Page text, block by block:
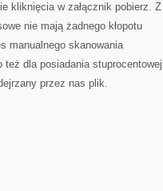
kliknięcia w załącznik pobierz. Z
nie mają żadnego kłopotu
manualnego skanowania
dla posiadania stuprocentowej
przez nas plik.